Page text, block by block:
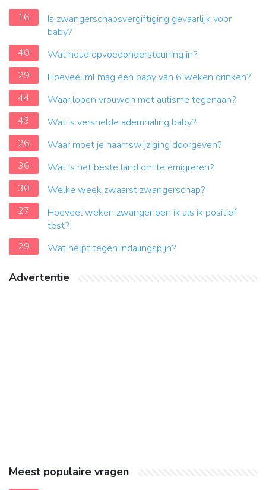
16
Is zwangerschapsvergiftiging gevaarlijk voor
baby?
40
Wat houd opvoedondersteuning in?
29
Hoeveel ml mag een baby van 6 weken drinken?
44
Waar lopen vrouwen met autisme tegenaan?
43
Wat is versnelde ademhaling baby?
26
Waar moet je naamswijziging doorgeven?
36
Wat is het beste land om te emigreren?
30
Welke week zwaarst zwangerschap?
27
Hoeveel weken zwanger ben ik als ik positief
test?
29
Wat helpt tegen indalingspijn?
Advertentie
Meest populaire vragen